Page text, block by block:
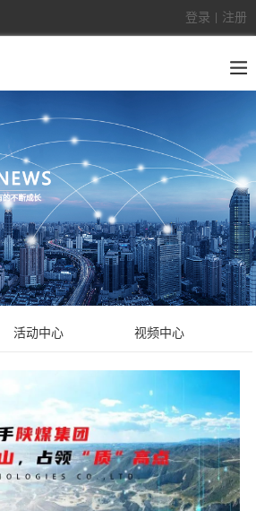
登录 注册
活动中心 视频中心